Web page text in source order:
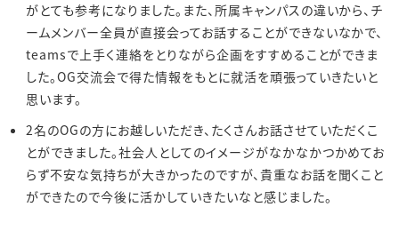
がとても参考になりました。また、所属キャンパスの違いから、チ
ームメンバー全員が直接会ってお話することができないなかで、
teamsで上手く連絡をとりながら企画をすすめることができま
した。OG交流会で得た情報をもとに就活を頑張っていきたいと
思います。
2名のOGの方にお越しいただき、たくさんお話させていただくこ
とができました。社会人としてのイメージがなかなかつかめてお
らず不安な気持ちが大きかったのですが、貴重なお話を聞くこと
ができたので今後に活かしていきたいなと感じました。